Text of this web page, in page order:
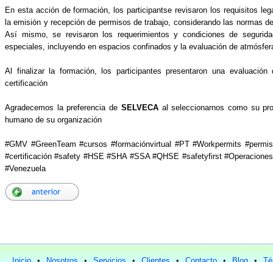
En esta acción de formación, los participantse revisaron los requisitos
la emisión y recepción de permisos de trabajo, considerando las normas
Así mismo, se revisaron los requerimientos y condiciones de
especiales, incluyendo en espacios confinados y la evaluación de
Al finalizar la formación, los participantes presentaron una
certificación
Agradecemos la preferencia de SELVECAal seleccionarnos como su
humano de su organización
#GMV #GreenTeam #cursos #formaciónvirtual #PT #Workpermits
#certificación #safety #HSE #SHA #SSA #QHSE #safetyfirst
#Venezuela